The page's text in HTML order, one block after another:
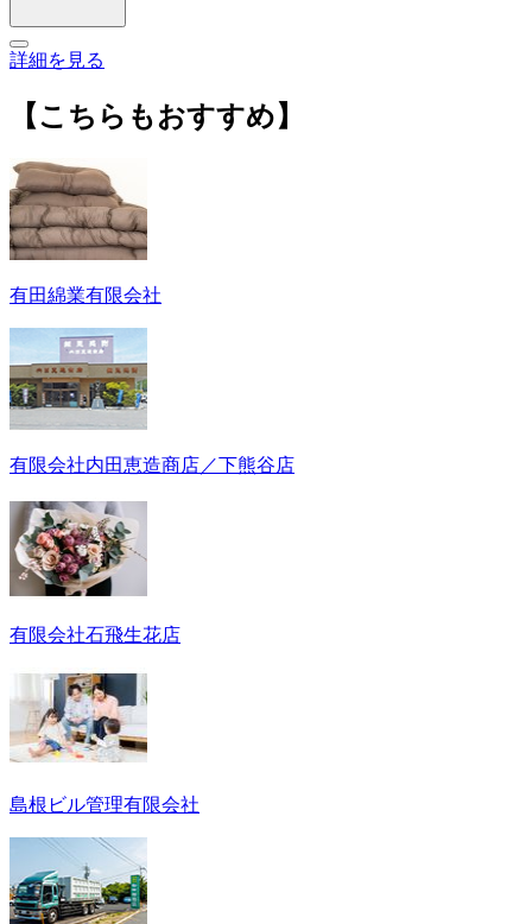
詳細を見る
【こちらもおすすめ】
有田綿業有限会社
有限会社内田恵造商店／下熊谷店
有限会社石飛生花店
島根ビル管理有限会社